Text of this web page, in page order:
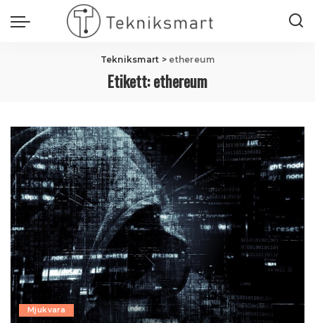
Tekniksmart > ethereum
Etikett:ethereum
Mjukvara